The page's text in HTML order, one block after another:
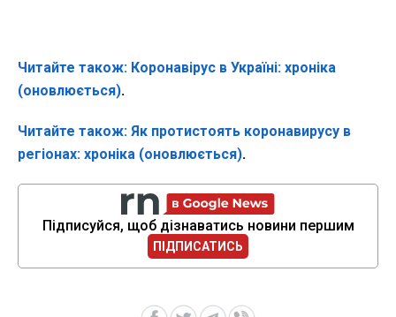
Читайте також: Коронавірус в Україні: хроніка
(оновлюється).
Читайте також: Як протистоять коронавирусу в
регіонах: хроніка (оновлюється).
Підписуйся, щоб дізнаватись новини першим
ПІДПИСАТИСЬ